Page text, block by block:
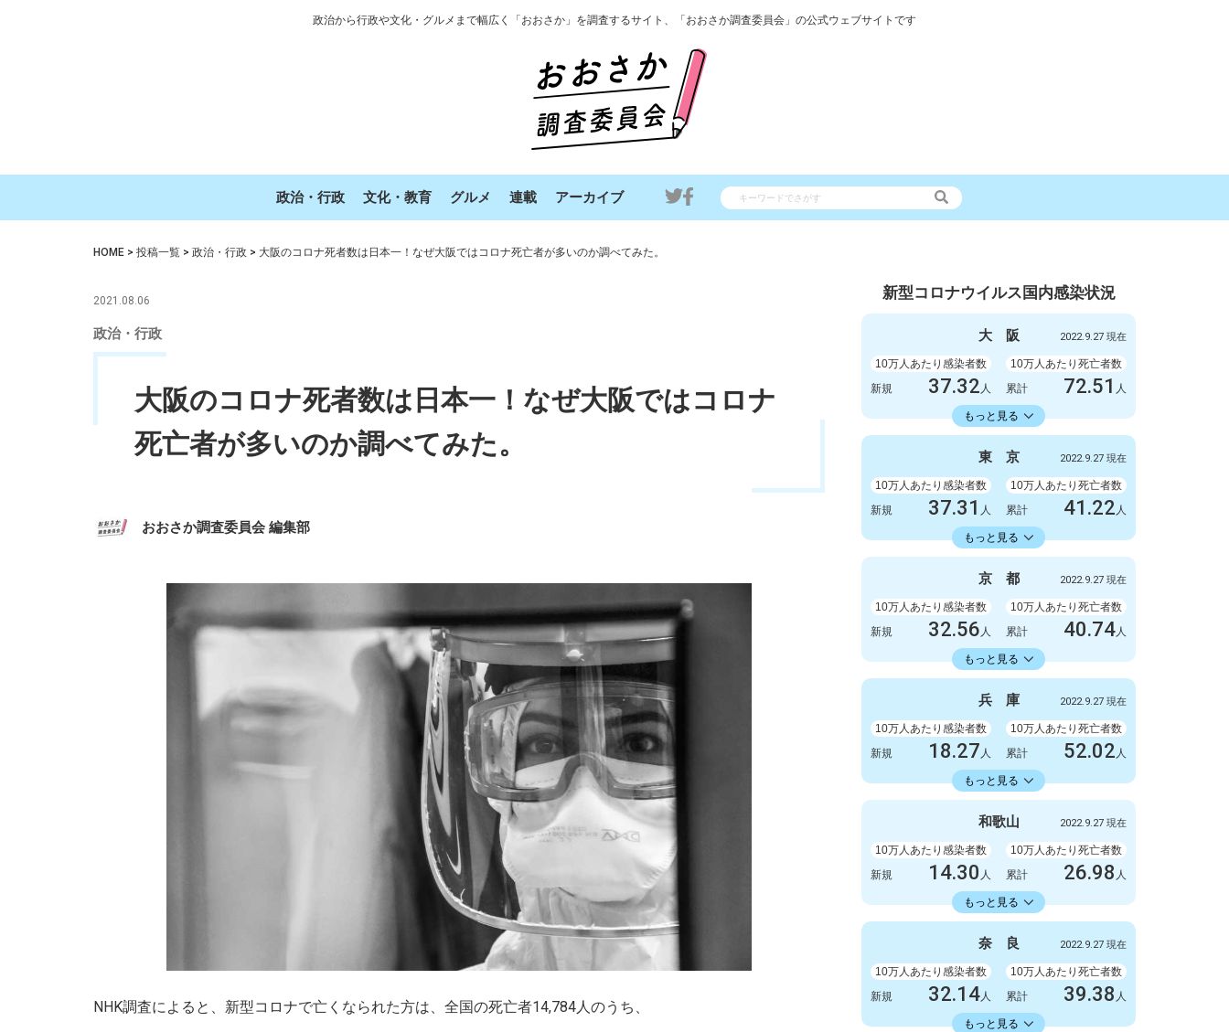
政治から行政や文化・グルメまで幅広く「おおさか」を調査するサイト、「おおさか調査委員会」の公式ウェブサイトです
政治・行政 文化・教育 グルメ 連載 アーカイブ
HOME > 投稿一覧 > 政治・行政 > 大阪のコロナ死者数は日本一！なぜ大阪ではコロナ死亡者が多いのか調べてみた。
2021.08.06
政治・行政
大阪のコロナ死者数は日本一！なぜ大阪ではコロナ
死亡者が多いのか調べてみた。
おおさか調査委員会 編集部
NHK調査によると、新型コロナで亡くなられた方は、全国の死亡者14,784人のうち、
新型コロナウイルス国内感染状況
大 阪 2022.9.27 現在
10万人あたり感染者数
新規
37.32 人
10万人あたり死亡者数
累計
72.51 人
もっと見る
23598.73人
感染者数
3300人
死亡者数
新規
9人
累計 2086723人 累計 6412人
東 京 2022.9.27 現在
10万人あたり感染者数
新規
37.31 人
10万人あたり死亡者数
累計
41.22 人
もっと見る
22429.74人
感染者数
5247人
死亡者数
新規
6人
累計 3154675人 累計 5798人
京 都 2022.9.27 現在
10万人あたり感染者数
新規
32.56 人
10万人あたり死亡者数
累計
40.74人
もっと見る
18413.86人
感染者数
840人
死亡者数
新規
3人
累計
475063人 累計 1051人
兵 庫 2022.9.27 現在
10万人あたり感染者数
新規
18.27 人
10万人あたり死亡者数
累計
52.02 人
もっと見る
18353.34人
感染者数
999人
死亡者数
新規
1人
累計 1003778人 累計 2845人
和歌山 2022.9.27 現在
10万人あたり感染者数
新規
14.30 人
10万人あたり死亡者数
累計
26.98 人
もっと見る
14336.11人
感染者数
132人
死亡者数
新規
1人
累計
132327人 累計 249人
奈 良 2022.9.27 現在
10万人あたり感染者数
新規
32.14人
10万人あたり死亡者数
累計
39.38 人
もっと見る
16582.30人